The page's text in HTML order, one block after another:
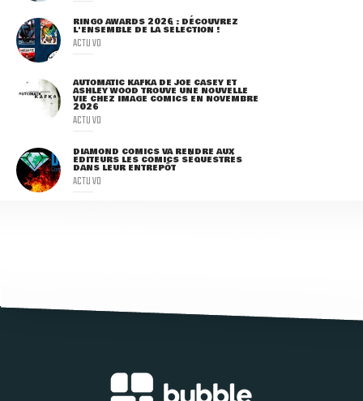
RINGO AWARDS 2026 : DÉCOUVREZ
L'ENSEMBLE DE LA SÉLECTION !
ACTU VO
AUTOMATIC KAFKA DE JOE CASEY ET
ASHLEY WOOD TROUVE UNE NOUVELLE
VIE CHEZ IMAGE COMICS EN NOVEMBRE
2026
ACTU VO
DIAMOND COMICS VA RENDRE AUX
ÉDITEURS LES COMICS SÉQUESTRÉS
DANS LEUR ENTREPÔT
ACTU VO